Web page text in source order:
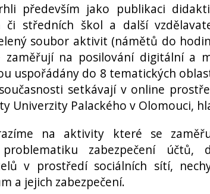
především jako publikaci
či středních škol a další
soubor aktivit (námětů do
zaměřují na posilování digitální a
uspořádány do 8 tematických
setkávají v online
Univerzity Palackého v Olomouci,
na aktivity které se
zabezpečení
v prostředí sociálních sítí,
a jejich zabezpečení.